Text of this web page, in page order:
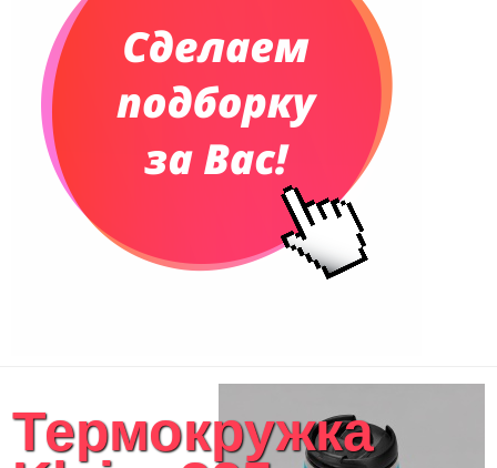
Сумки и Рюкзаки
Сумки для планшетов и ноутбуков
Рюкзаки
Конференц-сумки
Сумки для покупок промо
Несессеры и косметички
Сумки дорожные
Женские сумки
Текстиль для ванной комнаты
Термокружка